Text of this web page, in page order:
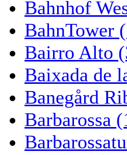
Bahnhof
BahnTower
Bairro Alto
Baixada de
Banegård
Barbarossa